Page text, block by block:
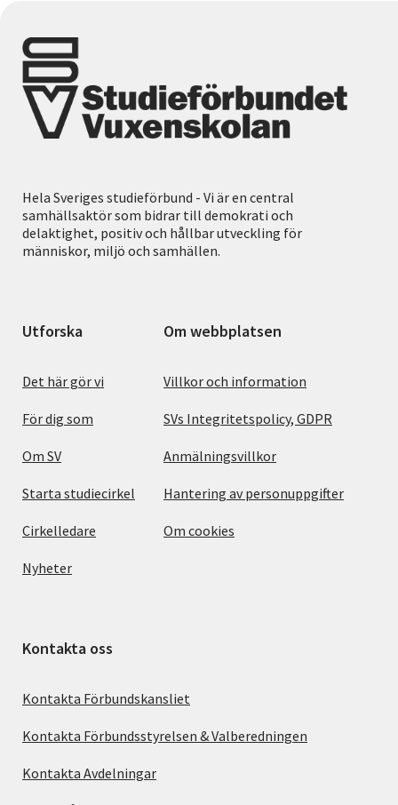
Hela Sveriges studieförbund - Vi är en central
samhällsaktör som bidrar till demokrati och
delaktighet, positiv och hållbar utveckling för
människor, miljö och samhällen.
Utforska
Det här gör vi
För dig som
Om SV
Starta studiecirkel
Cirkelledare
Nyheter
Om webbplatsen
Villkor och information
SVs Integritetspolicy, GDPR
Anmälningsvillkor
Hantering av personuppgifter
Om cookies
Kontakta oss
Kontakta Förbundskansliet
Kontakta Förbundsstyrelsen & Valberedningen
Kontakta Avdelningar